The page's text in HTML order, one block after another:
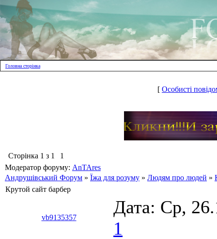
Головна сторінка
[ Особисті
Сторінка 1 з 1
1
Модератор форуму: AnTAres
Андрушівський Форум » Їжа для розуму » Людям про людей »
Крутой сайт барбер
vb9135357
Дата: Ср,
1